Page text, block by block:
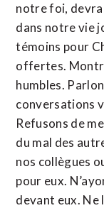
notre foi,
dans notre vie
témoins pour
offertes.
humbles.
conversations
Refusons de
du mal des
nos collègues
pour eux.
devant eux. Ne